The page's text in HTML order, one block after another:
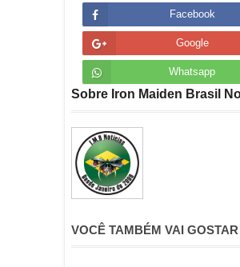
Facebook
Google
Whatsapp
Sobre Iron Maiden Brasil
VOCÊ TAMBÉM VAI GOSTAR